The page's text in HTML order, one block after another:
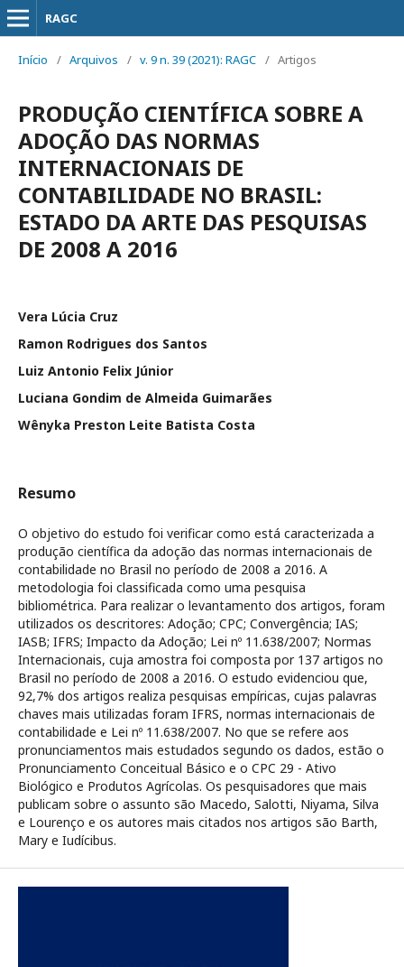
RAGC
Início / Arquivos / v. 9 n. 39 (2021): RAGC / Artigos
PRODUÇÃO CIENTÍFICA SOBRE A
ADOÇÃO DAS NORMAS
INTERNACIONAIS DE
CONTABILIDADE NO BRASIL:
ESTADO DA ARTE DAS PESQUISAS
DE 2008 A 2016
Vera Lúcia Cruz
Ramon Rodrigues dos Santos
Luiz Antonio Felix Júnior
Luciana Gondim de Almeida Guimarães
Wênyka Preston Leite Batista Costa
Resumo
O objetivo do estudo foi verificar como está caracterizada a
produção científica da adoção das normas internacionais de
contabilidade no Brasil no período de 2008 a 2016. A
metodologia foi classificada como uma pesquisa
bibliométrica. Para realizar o levantamento dos artigos, foram
utilizados os descritores: Adoção; CPC; Convergência; IAS;
IASB; IFRS; Impacto da Adoção; Lei nº 11.638/2007; Normas
Internacionais, cuja amostra foi composta por 137 artigos no
Brasil no período de 2008 a 2016. O estudo evidenciou que,
92,7% dos artigos realiza pesquisas empíricas, cujas palavras
chaves mais utilizadas foram IFRS, normas internacionais de
contabilidade e Lei nº 11.638/2007. No que se refere aos
pronunciamentos mais estudados segundo os dados, estão o
Pronunciamento Conceitual Básico e o CPC 29 - Ativo
Biológico e Produtos Agrícolas. Os pesquisadores que mais
publicam sobre o assunto são Macedo, Salotti, Niyama, Silva
e Lourenço e os autores mais citados nos artigos são Barth,
Mary e Iudícibus.